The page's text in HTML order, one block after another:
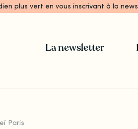
plus vert en vous inscrivant à la
La newsletter
Paris